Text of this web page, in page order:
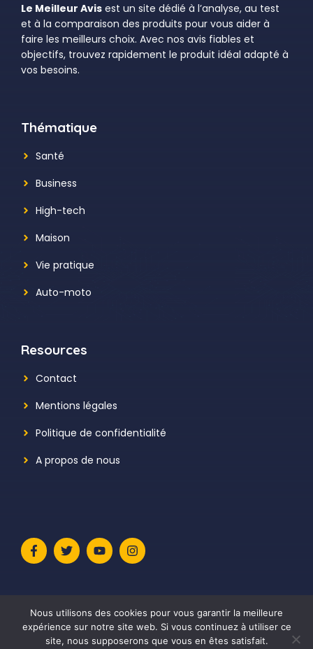
Le Meilleur Avis est un site dédié à l’analyse, au test
et à la comparaison des produits pour vous aider à
faire les meilleurs choix. Avec nos avis fiables et
objectifs, trouvez rapidement le produit idéal adapté à
vos besoins.
Thématique
Santé
Business
High-tech
Maison
Vie pratique
Auto-moto
Resources
Contact
Mentions légales
Politique de confidentialité
A propos de nous
Nous utilisons des cookies pour vous garantir la meilleure
expérience sur notre site web. Si vous continuez à utiliser ce
site, nous supposerons que vous en êtes satisfait.